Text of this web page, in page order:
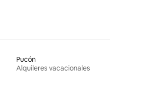
Pucón
Alquileres vacacionales